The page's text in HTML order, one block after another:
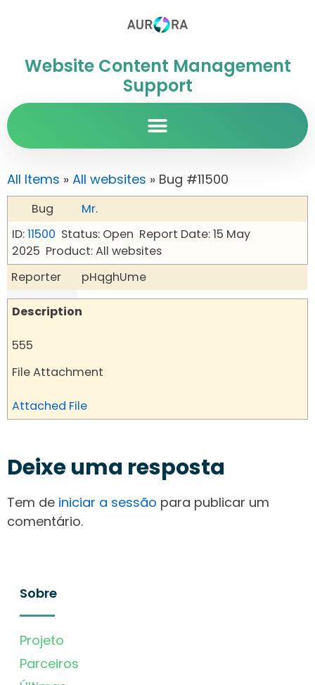
Website Content Management
Support
All Items » All websites » Bug #11500
Bug
Mr.
ID:11500 Status: Open Report Date: 15 May
2025 Product: All websites
Reporter
pHqghUme
Description
555
File Attachment
Attached File
Deixe uma resposta
Tem de iniciar a sessão para publicar um
comentário.
Sobre
Projeto
Parceiros